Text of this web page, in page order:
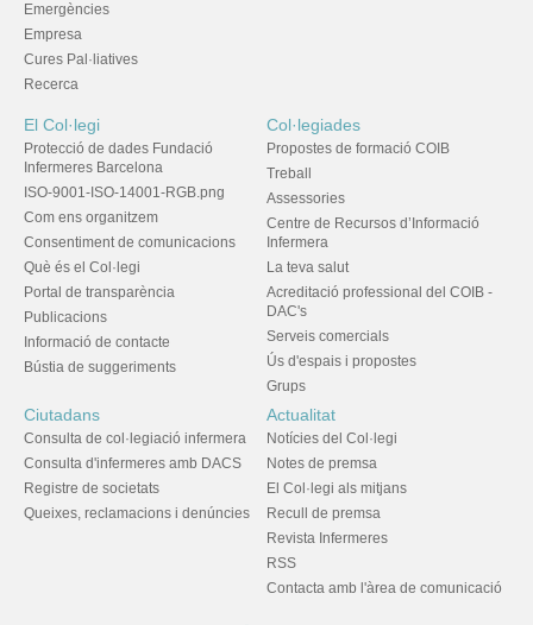
Emergències
Empresa
Cures Pal·liatives
Recerca
El Col·legi
Protecció de dades Fundació
Infermeres Barcelona
ISO-9001-ISO-14001-RGB.png
Com ens organitzem
Consentiment de comunicacions
Què és el Col·legi
Portal de transparència
Publicacions
Informació de contacte
Bústia de suggeriments
Col·legiades
Propostes de formació COIB
Treball
Assessories
Centre de Recursos d’Informació
Infermera
La teva salut
Acreditació professional del COIB -
DAC's
Serveis comercials
Ús d'espais i propostes
Grups
Ciutadans
Consulta de col·legiació infermera
Consulta d'infermeres amb DACS
Registre de societats
Queixes, reclamacions i denúncies
Actualitat
Notícies del Col·legi
Notes de premsa
El Col·legi als mitjans
Recull de premsa
Revista Infermeres
RSS
Contacta amb l'àrea de comunicació